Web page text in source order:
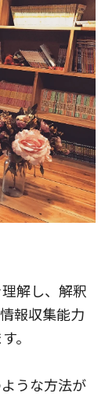
解し、解釈
報収集能力
。
うな方法が